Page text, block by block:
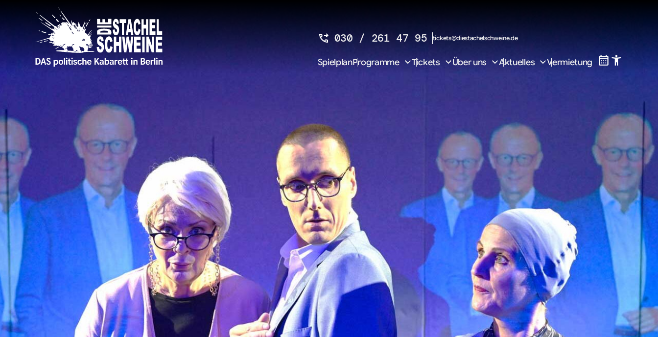
030 / 261 47 95 tickets@diestachelschweine.de
Navigation
überspringen
SpielplanProgramme Tickets Über uns Aktuelles Vermietung